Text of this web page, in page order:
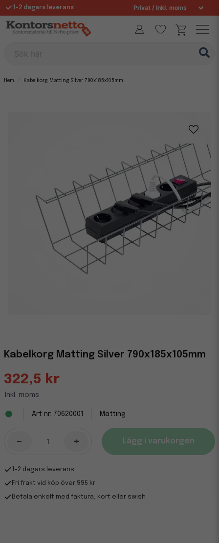
1-2 dagars leverans
Fri frakt över 995 kr
Hem Kabelkorg Matting Silver 790x185x105mm
Kabelkorg Matting Silver 790x185x105mm
322,5 kr
Inkl. moms
70620001 Matting
- + Lägg i varukorgen
1-2 dagars leverans
Fri frakt vid köp över 995 kr
Betala enkelt med faktura, kort eller swish